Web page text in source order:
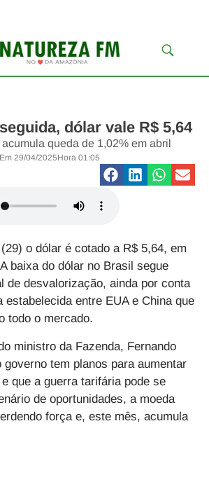
dólar vale R$ 5,64
queda de 1,02% em abril
Em 29/04/2025Hora 01:05
o dólar é cotado a R$ 5,64, em
baixa do dólar no Brasil segue
de desvalorização, ainda por conta
estabelecida entre EUA e China que
todo o mercado.
ministro da Fazenda, Fernando
governo tem planos para aumentar
que a guerra tarifária pode se
de oportunidades, a moeda
força e, este mês, acumula